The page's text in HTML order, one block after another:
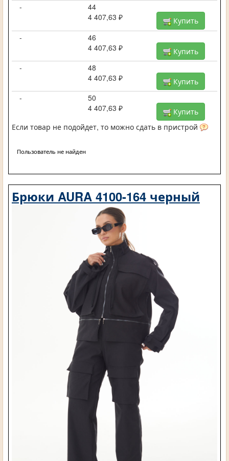
-
44
4 407,63 ₽
Купить
-
46
4 407,63 ₽
Купить
-
48
4 407,63 ₽
Купить
-
50
4 407,63 ₽
Купить
Если товар не подойдет, то можно сдать в пристрой
Пользователь не найден
Брюки AURA 4100-164 черный